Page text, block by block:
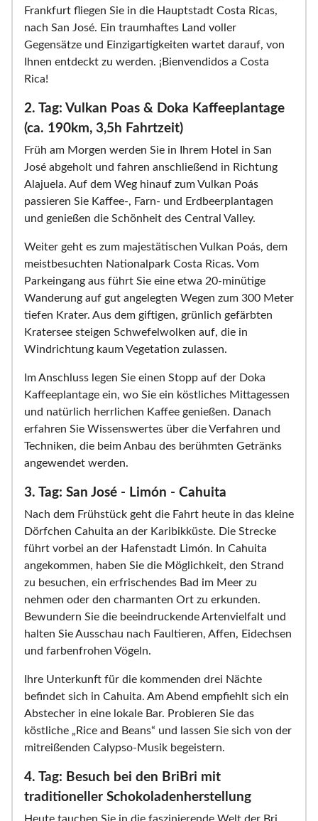
Frankfurt fliegen Sie in die Hauptstadt Costa Ricas,
nach San José. Ein traumhaftes Land voller
Gegensätze und Einzigartigkeiten wartet darauf, von
Ihnen entdeckt zu werden. ¡Bienvendidos a Costa
Rica!
2. Tag: Vulkan Poas & Doka Kaffeeplantage
(ca. 190km, 3,5h Fahrtzeit)
Früh am Morgen werden Sie in Ihrem Hotel in San
José abgeholt und fahren anschließend in Richtung
Alajuela. Auf dem Weg hinauf zum Vulkan Poás
passieren Sie Kaffee-, Farn- und Erdbeerplantagen
und genießen die Schönheit des Central Valley.
Weiter geht es zum majestätischen Vulkan Poás, dem
meistbesuchten Nationalpark Costa Ricas. Vom
Parkeingang aus führt Sie eine etwa 20-minütige
Wanderung auf gut angelegten Wegen zum 300 Meter
tiefen Krater. Aus dem giftigen, grünlich gefärbten
Kratersee steigen Schwefelwolken auf, die in
Windrichtung kaum Vegetation zulassen.
Im Anschluss legen Sie einen Stopp auf der Doka
Kaffeeplantage ein, wo Sie ein köstliches Mittagessen
und natürlich herrlichen Kaffee genießen. Danach
erfahren Sie Wissenswertes über die Verfahren und
Techniken, die beim Anbau des berühmten Getränks
angewendet werden.
3. Tag: San José - Limón - Cahuita
Nach dem Frühstück geht die Fahrt heute in das kleine
Dörfchen Cahuita an der Karibikküste. Die Strecke
führt vorbei an der Hafenstadt Limón. In Cahuita
angekommen, haben Sie die Möglichkeit, den Strand
zu besuchen, ein erfrischendes Bad im Meer zu
nehmen oder den charmanten Ort zu erkunden.
Bewundern Sie die beeindruckende Artenvielfalt und
halten Sie Ausschau nach Faultieren, Affen, Eidechsen
und farbenfrohen Vögeln.
Ihre Unterkunft für die kommenden drei Nächte
befindet sich in Cahuita. Am Abend empfiehlt sich ein
Abstecher in eine lokale Bar. Probieren Sie das
köstliche „Rice and Beans“ und lassen Sie sich von der
mitreißenden Calypso-Musik begeistern.
4. Tag: Besuch bei den BriBri mit
traditioneller Schokoladenherstellung